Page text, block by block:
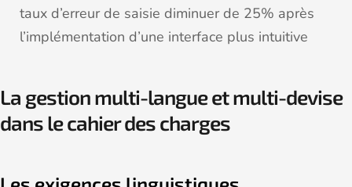
taux d’erreur de saisie diminuer de 25% après
l’implémentation d’une interface plus intuitive
La gestion multi-langue et multi-devise
dans le cahier des charges